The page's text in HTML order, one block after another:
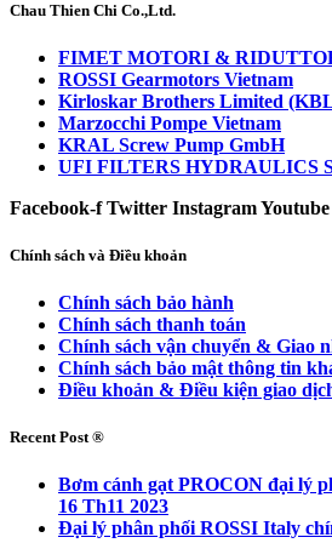
Chau Thien Chi Co.,Ltd.
FIMET MOTORI &
ROSSI Gearmotors Vietnam
Kirloskar Brothers Limited
Marzocchi Pompe Vietnam
KRAL Screw Pump GmbH
UFI FILTERS HYDRAULICS
Facebook-f Twitter InstagramYoutube
Chính sách và Điều khoản
Chính sách bảo hành
Chính sách thanh toán
Chính sách vận chuyển & Giao
Chính sách bảo mật thông tin
Điều khoản & Điều kiện giao
Recent Post ®
Bơm cánh gạt PROCON đại lý
16 Th11 2023
Đại lý phân phối ROSSI Italy